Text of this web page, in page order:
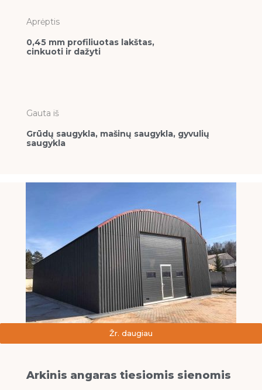
Aprėptis
0,45 mm profiliuotas lakštas,
cinkuoti ir dažyti
Gauta iš
Grūdų saugykla, mašinų saugykla, gyvulių
saugykla
Žr. daugiau
Arkinis angaras tiesiomis sienomis